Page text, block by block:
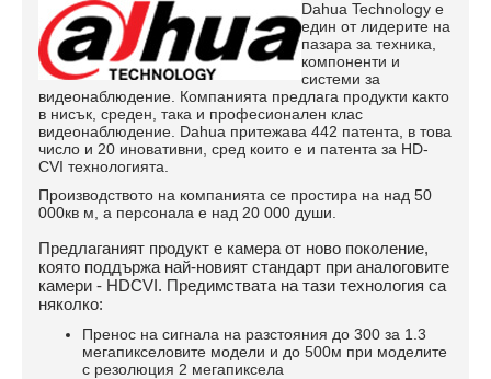
Dahua Technology е
един от лидерите на
пазара за техника,
компоненти и
системи за
видеонаблюдение. Компанията предлага продукти както
в нисък, среден, така и професионален клас
видеонаблюдение. Dahua притежава 442 патента, в това
число и 20 иновативни, сред които е и патента за HD-
CVI технологията.
Производството на компанията се простира на над 50
000кв м, а персонала е над 20 000 души.
Предлаганият продукт е камера от ново поколение,
която поддържа най-новият стандарт при аналоговите
камери - HDCVI. Предимствата на тази технология са
няколко:
Пренос на сигнала на разстояния до 300 за 1.3
мегапикселовите модели и до 500м при моделите
с резолюция 2 мегапиксела